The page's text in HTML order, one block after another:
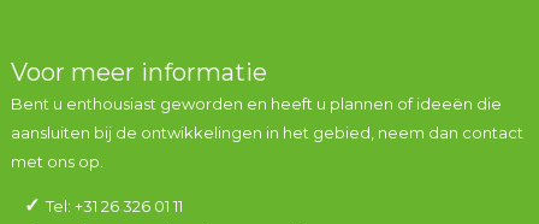
Voor meer informatie
Bent u enthousiast geworden en heeft u plannen of ideeën die
aansluiten bij de ontwikkelingen in het gebied, neem dan contact
met ons op.
Tel: +31 26 326 01 11